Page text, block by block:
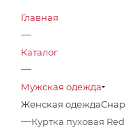
Главная
—
Каталог
—
Мужская одежда
Женская одежда
—Куртка пуховая